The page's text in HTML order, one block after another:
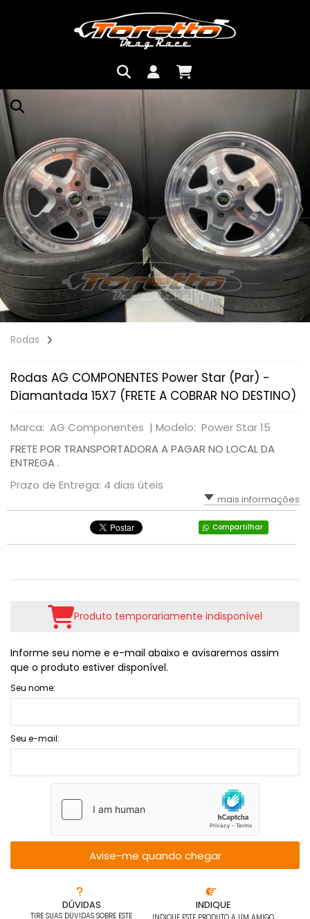
Rodas
Rodas AG COMPONENTES Power Star (Par) -
Diamantada 15X7 (FRETE A COBRAR NO DESTINO)
Marca: AG Componentes | Modelo: Power Star 15
FRETE POR TRANSPORTADORA A PAGAR NO LOCAL DA
ENTREGA .
Prazo de Entrega: 4 dias úteis
mais informações
Compartilhar
DÚVIDAS
TIRE SUAS DÚVIDAS SOBRE ESTE
INDIQUE
Produto temporariamente indisponível
Informe seu nome e e-mail abaixo e avisaremos assim
que o produto estiver disponível.
Seu nome:
Seu e-mail:
Avise-me quando chegar